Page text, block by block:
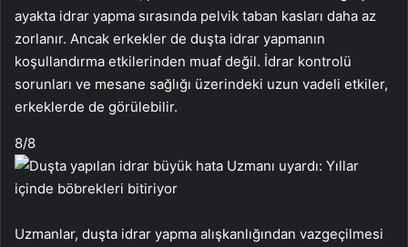
ayakta idrar yapma sırasında pelvik taban kasları daha az
zorlanır. Ancak erkekler de duşta idrar yapmanın
koşullandırma etkilerinden muaf değil. İdrar kontrolü
sorunları ve mesane sağlığı üzerindeki uzun vadeli etkiler,
erkeklerde de görülebilir.
8/8
Uzmanlar, duşta idrar yapma alışkanlığından vazgeçilmesi